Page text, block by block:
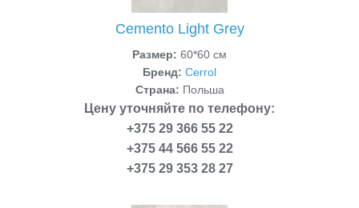
Cemento Light Grey
Размер: 60*60 см
Бренд: Cerrol
Страна: Польша
Цену уточняйте по телефону:
+375 29 366 55 22
+375 44 566 55 22
+375 29 353 28 27